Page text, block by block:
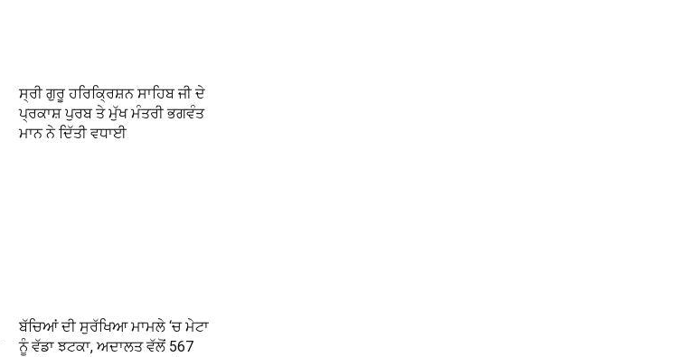
ਸ੍ਰੀ ਗੁਰੂ ਹਰਿਕ੍ਰਿਸ਼ਨ ਸਾਹਿਬ ਜੀ ਦੇ
ਪ੍ਰਕਾਸ਼ ਪੁਰਬ ਤੇ ਮੁੱਖ ਮੰਤਰੀ ਭਗਵੰਤ
ਮਾਨ ਨੇ ਦਿੱਤੀ ਵਧਾਈ
ਬੱਚਿਆਂ ਦੀ ਸੁਰੱਖਿਆ ਮਾਮਲੇ ‘ਚ ਮੇਟਾ
ਨੂੰ ਵੱਡਾ ਝਟਕਾ, ਅਦਾਲਤ ਵੱਲੋਂ 567